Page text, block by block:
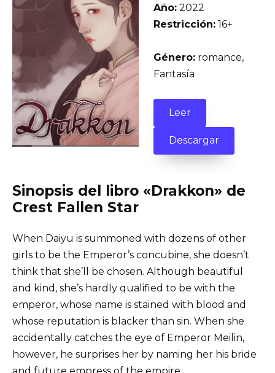
Año: 2022
Restricción: 16+
Género: romance,
Fantasía
Leer
Descargar
Sinopsis del libro «Drakkon» de
Crest Fallen Star
When Daiyu is summoned with dozens of other
girls to be the Emperor’s concubine, she doesn’t
think that she’ll be chosen. Although beautiful
and kind, she’s hardly qualified to be with the
emperor, whose name is stained with blood and
whose reputation is blacker than sin. When she
accidentally catches the eye of Emperor Meilin,
however, he surprises her by naming her his bride